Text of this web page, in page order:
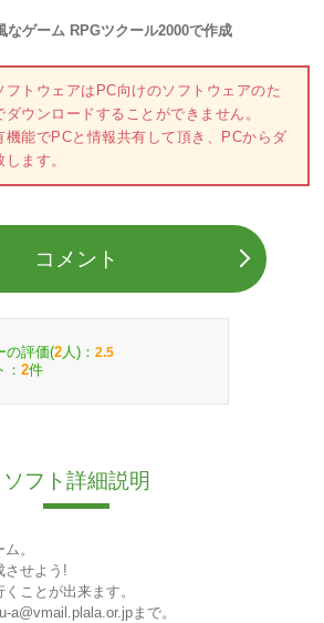
なゲーム RPGツクール2000で作成
フトウェアはPC向けのソフトウェアのた
ウンロードすることができません。
機能でPCと情報共有して頂き、PCからダ
ます。
コメント
の評価(2 人)： 2.5
： 2件
ソフト詳細説明
。
させよう!
ことが出来ます。
a@vmail.plala.or.jpまで。